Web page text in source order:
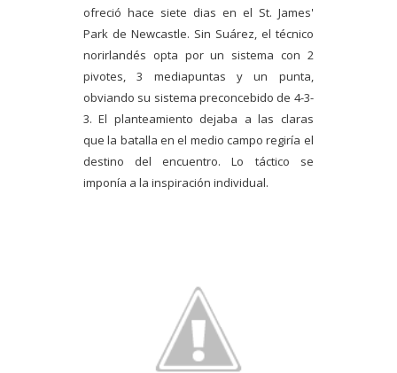
ofreció hace siete dias en el St. James'
Park de Newcastle. Sin Suárez, el técnico
norirlandés opta por un sistema con 2
pivotes, 3 mediapuntas y un punta,
obviando su sistema preconcebido de 4-3-
3. El planteamiento dejaba a las claras
que la batalla en el medio campo regiría el
destino del encuentro. Lo táctico se
imponía a la inspiración individual.